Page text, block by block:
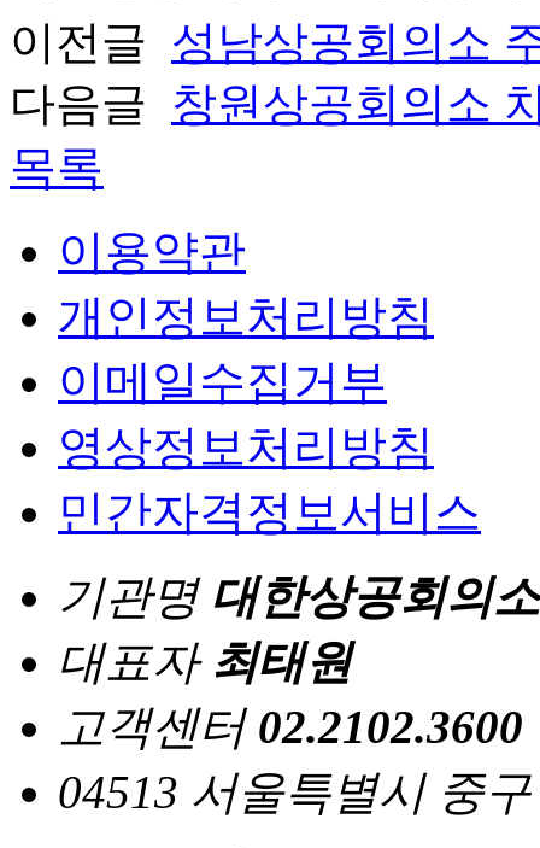
이전글 성남상공회의소
다음글 창원상공회의소
목록
이용약관
개인정보처리방침
이메일수집거부
영상정보처리방침
민간자격정보서비스
기관명 대한상공회의소
대표자 최태원
고객센터 02.2102.3600
04513 서울특별시 중